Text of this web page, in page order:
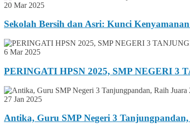
20 Mar 2025
Sekolah Bersih dan Asri: Kunci
6 Mar 2025
PERINGATI HPSN 2025, SMP NEGERI 3
27 Jan 2025
Antika, Guru SMP Negeri 3